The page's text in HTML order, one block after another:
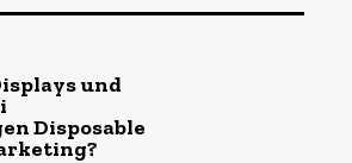
und
Disposable